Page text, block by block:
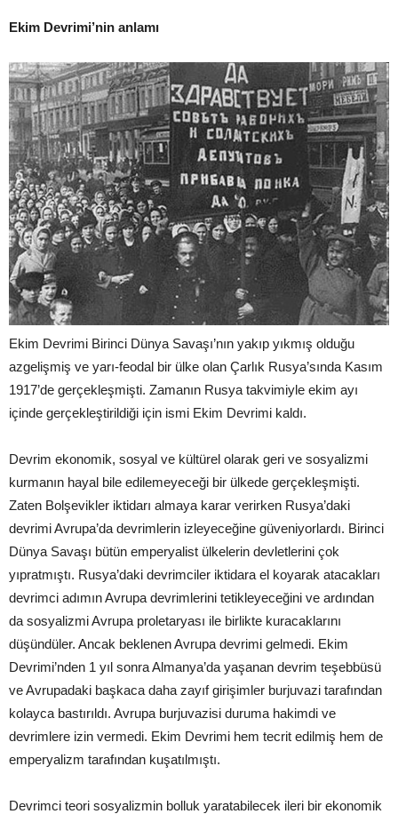
Ekim Devrimi’nin anlamı
Ekim Devrimi Birinci Dünya Savaşı’nın yakıp yıkmış olduğu
azgelişmiş ve yarı-feodal bir ülke olan Çarlık Rusya’sında Kasım
1917’de gerçekleşmişti. Zamanın Rusya takvimiyle ekim ayı
içinde gerçekleştirildiği için ismi Ekim Devrimi kaldı.
Devrim ekonomik, sosyal ve kültürel olarak geri ve sosyalizmi
kurmanın hayal bile edilemeyeceği bir ülkede gerçekleşmişti.
Zaten Bolşevikler iktidarı almaya karar verirken Rusya’daki
devrimi Avrupa’da devrimlerin izleyeceğine güveniyorlardı. Birinci
Dünya Savaşı bütün emperyalist ülkelerin devletlerini çok
yıpratmıştı. Rusya’daki devrimciler iktidara el koyarak atacakları
devrimci adımın Avrupa devrimlerini tetikleyeceğini ve ardından
da sosyalizmi Avrupa proletaryası ile birlikte kuracaklarını
düşündüler. Ancak beklenen Avrupa devrimi gelmedi. Ekim
Devrimi’nden 1 yıl sonra Almanya’da yaşanan devrim teşebbüsü
ve Avrupadaki başkaca daha zayıf girişimler burjuvazi tarafından
kolayca bastırıldı. Avrupa burjuvazisi duruma hakimdi ve
devrimlere izin vermedi. Ekim Devrimi hem tecrit edilmiş hem de
emperyalizm tarafından kuşatılmıştı.
Devrimci teori sosyalizmin bolluk yaratabilecek ileri bir ekonomik